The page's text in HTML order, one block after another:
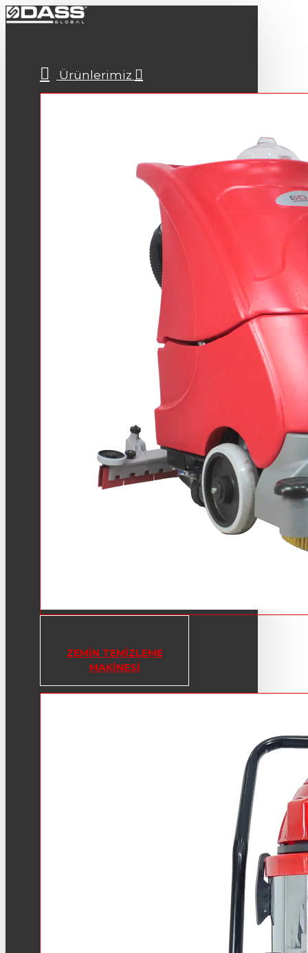
Ürünlerimiz
ZEMIN TEMIZLEME
MAKINESI